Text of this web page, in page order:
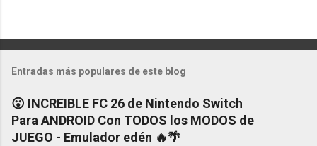
Entradas más populares de este blog
😮 INCREIBLE FC 26 de Nintendo Switch
Para ANDROID Con TODOS los MODOS de
JUEGO - Emulador edén 🔥🌴